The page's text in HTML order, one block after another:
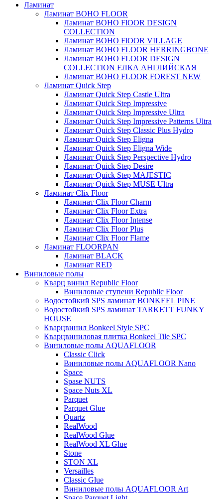
Ламинат
Ламинат BOHO FLOOR
Ламинат BOHO FlOOR DESIGN
COLLECTION
Ламинат BOHO FlOOR VILLAGE
Ламинат BOHO FLOOR HERRINGBONE
Ламинат BOHO FLOOR DESIGN
COLLECTION ЕЛКА АНГЛИЙСКАЯ
Ламинат BOHO FLOOR FOREST NEW
Ламинат Quick Step
Ламинат Quick Step Castle Ultra
Ламинат Quick Step Impressive
Ламинат Quick Step Impressive Ultra
Ламинат Quick Step Impressive Patterns Ultra
Ламинат Quick Step Classic Plus Hydro
Ламинат Quick Step Eligna
Ламинат Quick Step Eligna Wide
Ламинат Quick Step Perspective Hydro
Ламинат Quick Step Desire
Ламинат Quick Step MAJESTIC
Ламинат Quick Step MUSE Ultra
Ламинат Clix Floor
Ламинат Clix Floor Charm
Ламинат Clix Floor Extra
Ламинат Clix Floor Intense
Ламинат Clix Floor Plus
Ламинат Clix Floor Flame
Ламинат FLOORPAN
Ламинат BLACK
Ламинат RED
Виниловые полы
Кварц винил Republic Floor
Виниловые ступени Republic Floor
Водостойкий SPS ламинат BONKEEL PINE
Водостойкий SPS ламинат TARKETT FUNKY
HOUSE
Кварцвинил Bonkeel Style SPC
Кварцвиниловая плитка Bonkeel Tile SPC
Виниловые полы AQUAFLOOR
Classic Click
Виниловые полы AQUAFLOOR Nano
Space
Spase NUTS
Space Nuts XL
Parquet
Parquet Glue
Quartz
RealWood
RealWood Glue
RealWood XL Glue
Stone
STON XL
Versailles
Classic Glue
Виниловые полы AQUAFLOOR Art